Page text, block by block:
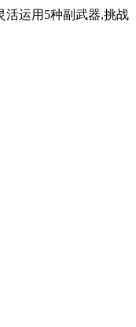
活运用5种副武器,挑战